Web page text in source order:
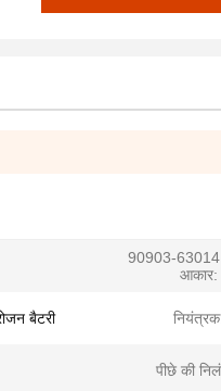
90903-
आकार:
बैटरी
पीछे की